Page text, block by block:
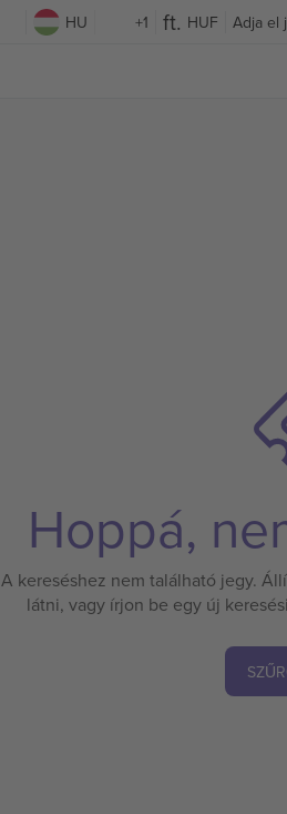
HU +1 HUF Adja el
Hoppá,
A kereséshez nem található jegy.
látni, vagy írjon be egy új